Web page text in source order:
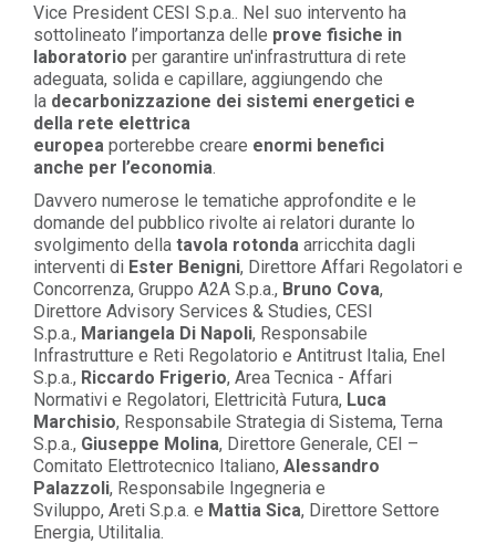
Vice President CESI S.p.a.. Nel suo intervento ha
sottolineato l’importanza delle prove fisiche in
laboratorio per garantire un'infrastruttura di rete
adeguata, solida e capillare, aggiungendo che
la decarbonizzazione dei sistemi energetici e
della rete elettrica
europea porterebbe creare enormi benefici
anche per l’economia.
Davvero numerose le tematiche approfondite e le
domande del pubblico rivolte ai relatori durante lo
svolgimento della tavola rotonda arricchita dagli
interventi di Ester Benigni, Direttore Affari Regolatori e
Concorrenza, Gruppo A2A S.p.a., Bruno Cova,
Direttore Advisory Services & Studies, CESI
S.p.a., Mariangela Di Napoli, Responsabile
Infrastrutture e Reti Regolatorio e Antitrust Italia, Enel
S.p.a., Riccardo Frigerio, Area Tecnica - Affari
Normativi e Regolatori, Elettricità Futura, Luca
Marchisio, Responsabile Strategia di Sistema, Terna
S.p.a., Giuseppe Molina, Direttore Generale, CEI –
Comitato Elettrotecnico Italiano, Alessandro
Palazzoli, Responsabile Ingegneria e
Sviluppo, Areti S.p.a. e Mattia Sica, Direttore Settore
Energia, Utilitalia.